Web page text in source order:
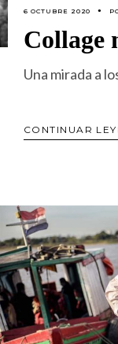
6 OCTUBRE 2020
Collage
Una mirada a
CONTINUAR